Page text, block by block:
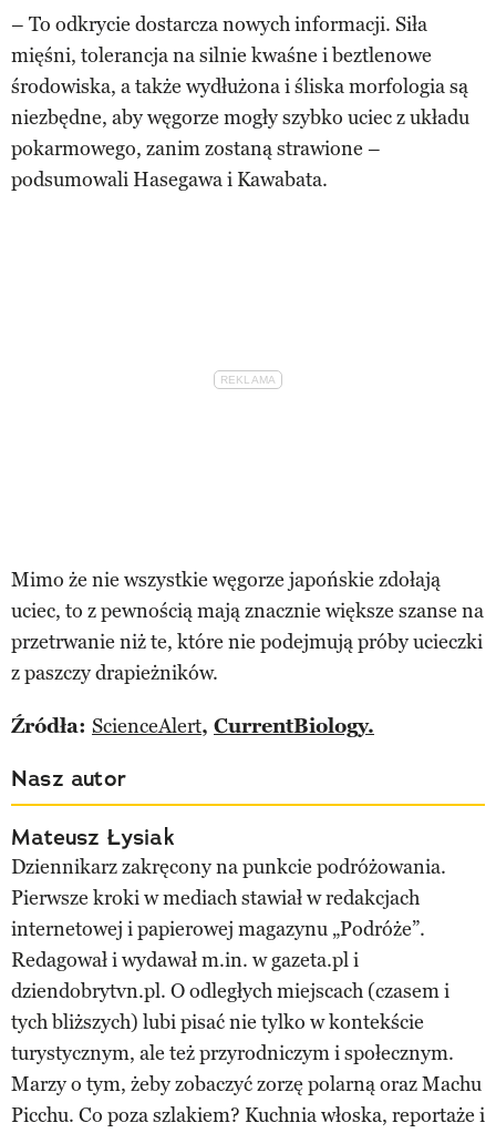
– To odkrycie dostarcza nowych informacji. Siła
mięśni, tolerancja na silnie kwaśne i beztlenowe
środowiska, a także wydłużona i śliska morfologia są
niezbędne, aby węgorze mogły szybko uciec z układu
pokarmowego, zanim zostaną strawione –
podsumowali Hasegawa i Kawabata.
Mimo że nie wszystkie węgorze japońskie zdołają
uciec, to z pewnością mają znacznie większe szanse na
przetrwanie niż te, które nie podejmują próby ucieczki
z paszczy drapieżników.
Źródła: ScienceAlert, CurrentBiology.
Nasz autor
Mateusz Łysiak
Dziennikarz zakręcony na punkcie podróżowania.
Pierwsze kroki w mediach stawiał w redakcjach
internetowej i papierowej magazynu „Podróże”.
Redagował i wydawał m.in. w gazeta.pl i
dziendobrytvn.pl. O odległych miejscach (czasem i
tych bliższych) lubi pisać nie tylko w kontekście
turystycznym, ale też przyrodniczym i społecznym.
Marzy o tym, żeby zobaczyć zorzę polarną oraz Machu
Picchu. Co poza szlakiem? Kuchnia włoska, reportaże i